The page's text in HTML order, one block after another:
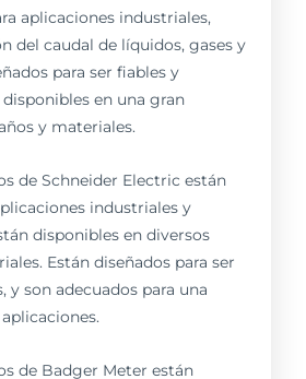
aplicaciones industriales,
del caudal de líquidos, gases y
para ser fiables y
en una gran
y materiales.
de Schneider Electric están
industriales y
disponibles en diversos
Están diseñados para ser
y son adecuados para una
de Badger Meter están